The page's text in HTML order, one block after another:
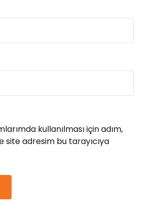
kullanılması için adım,
adresim bu tarayıcıya